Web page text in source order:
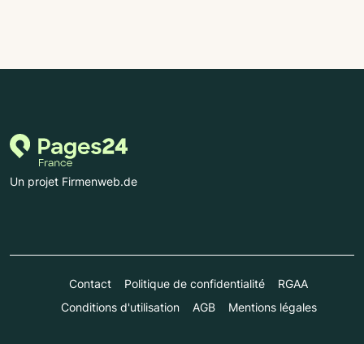
Un projet Firmenweb.de
Contact Politique de confidentialité
RGAA
Conditions d'utilisation
AGB Mentions légales